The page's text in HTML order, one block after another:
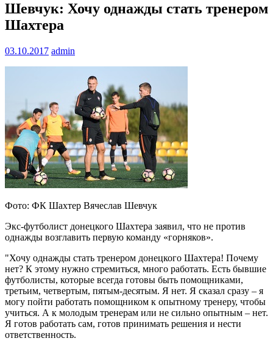
Шевчук: Хочу однажды стать тренером
Шахтера
03.10.2017 admin
Фото: ФК Шахтер Вячеслав Шевчук
Экс-футболист донецкого Шахтера заявил, что не против
однажды возглавить первую команду «горняков».
"Хочу однажды стать тренером донецкого Шахтера! Почему
нет? К этому нужно стремиться, много работать. Есть бывшие
футболисты, которые всегда готовы быть помощниками,
третьим, четвертым, пятым-десятым. Я нет. Я сказал сразу – я
могу пойти работать помощником к опытному тренеру, чтобы
учиться. А к молодым тренерам или не сильно опытным – нет.
Я готов работать сам, готов принимать решения и нести
ответственность.